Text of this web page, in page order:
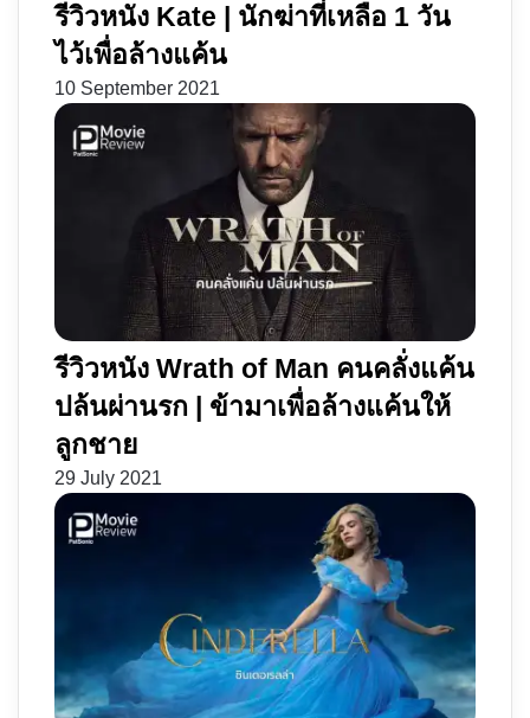
รีวิวหนัง Kate | นักฆ่าที่เหลือ 1 วัน
ไว้เพื่อล้างแค้น
10 September 2021
รีวิวหนัง Wrath of Man คนคลั่งแค้น
ปล้นผ่านรก | ข้ามาเพื่อล้างแค้นให้
ลูกชาย
29 July 2021